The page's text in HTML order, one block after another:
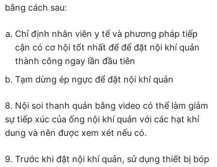
bằng cách sau:
Chỉ định nhân viên y tế và phương pháp tiếp
cận có cơ hội tốt nhất để để đặt nội khí quản
thành công ngay lần đầu tiên
Tạm dừng ép ngực để đặt nội khí quản
8. Nội soi thanh quản bằng video có thể làm giảm
sự tiếp xúc của ống nội khí quản với các hạt khí
dung và nên được xem xét nếu có.
9. Trước khi đặt nội khí quản, sử dụng thiết bị bóp